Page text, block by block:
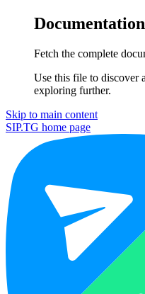
Fetch the complete
Use this file to discover
exploring further.
Skip to main content
SIP.TG home page